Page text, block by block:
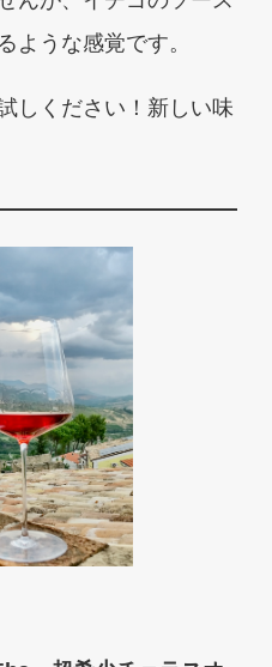
ような感覚です。
しください！新しい味